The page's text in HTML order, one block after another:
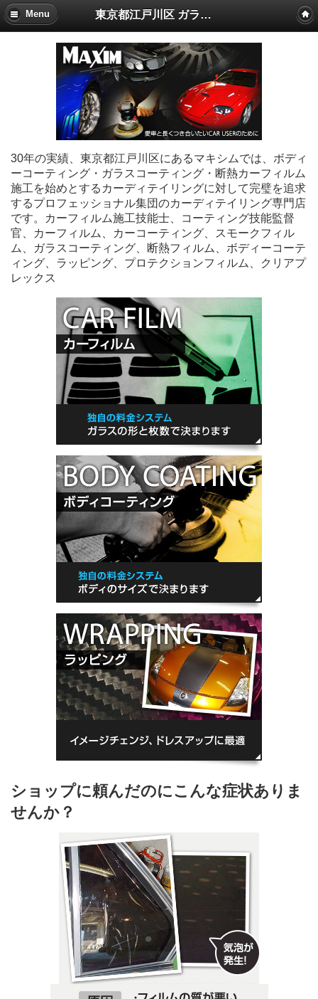
Menu 東京都江戸川区 ガラスコーティング・カーフィルム施工 マキシム
30年の実績、東京都江戸川区にあるマキシムでは、ボディ
ーコーティング・ガラスコーティング・断熱カーフィルム
施工を始めとするカーディテイリングに対して完璧を追求
するプロフェッショナル集団のカーディテイリング専門店
です。カーフィルム施工技能士、コーティング技能監督
官、カーフィルム、カーコーティング、スモークフィル
ム、ガラスコーティング、断熱フィルム、ボディーコーテ
ィング、ラッピング、プロテクションフィルム、クリアプ
レックス
ショップに頼んだのにこんな症状ありま
せんか？